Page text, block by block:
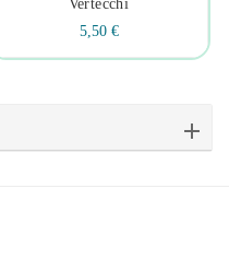
Vertecchi
5,50 €